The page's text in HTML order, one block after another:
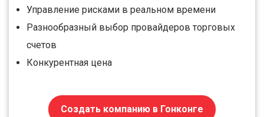
Управление рисками в реальном времени
Разнообразный выбор провайдеров торговых
счетов
Конкурентная цена
Создать компанию в Гонконге